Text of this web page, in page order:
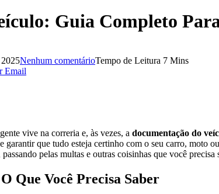
Guia Completo
Nenhum comentárioTempo de Leitura 7 Mins
Email
vive na correria e, às vezes, a documentação do
garantir que tudo esteja certinho com o seu carro, moto
pelas multas e outras coisinhas que você precisa
Que Você Precisa Saber